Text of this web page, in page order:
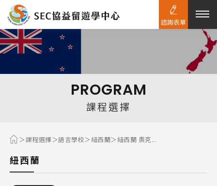
PROGRAM
課程選擇
課程選擇 語言學校 紐西蘭 紐西蘭 奧克...
紐西蘭
諮詢表單